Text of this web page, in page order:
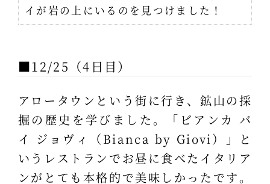
イが岩の上にいるのを見つけました！
■12/25（4日目）
アロータウンという街に行き、鉱山の採
掘の歴史を学びました。「ビアンカ バ
イ ジョヴィ（Bianca by Giovi）」と
いうレストランでお昼に食べたイタリア
ンがとても本格的で美味しかったです。